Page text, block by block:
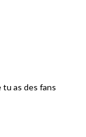
tu as des fans